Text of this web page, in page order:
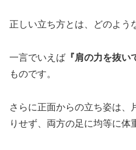
正しい立ち方とは、どのよう
一言でいえば 『肩の力を抜い
ものです。
さらに正面からの立ち姿は、
りせず、両方の足に均等に体